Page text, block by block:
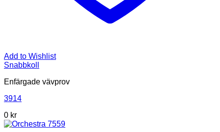
Add to Wishlist
Snabbkoll
Enfärgade vävprov
3914
0 kr